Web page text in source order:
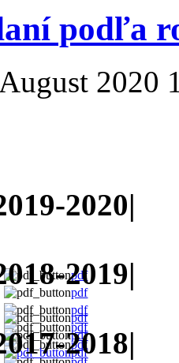
podľa
2020
2020|
pdf
pdf
pdf
pdf
pdf
2019|
pdf
pdf
pdf
2018|